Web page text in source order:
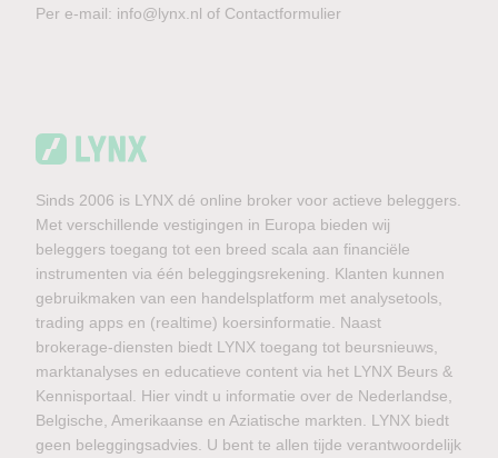
Per e-mail: info@lynx.nl of Contactformulier
Sinds 2006 is LYNX dé online broker voor actieve beleggers.
Met verschillende vestigingen in Europa bieden wij
beleggers toegang tot een breed scala aan financiële
instrumenten via één beleggingsrekening. Klanten kunnen
gebruikmaken van een handelsplatform met analysetools,
trading apps en (realtime) koersinformatie. Naast
brokerage-diensten biedt LYNX toegang tot beursnieuws,
marktanalyses en educatieve content via het LYNX Beurs &
Kennisportaal. Hier vindt u informatie over de Nederlandse,
Belgische, Amerikaanse en Aziatische markten. LYNX biedt
geen beleggingsadvies. U bent te allen tijde verantwoordelijk